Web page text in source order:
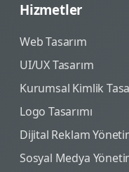
Hizmetler
Web Tasarım
UI/UX Tasarım
Kurumsal Kimlik
Logo Tasarımı
Dijital Reklam
Sosyal Medya